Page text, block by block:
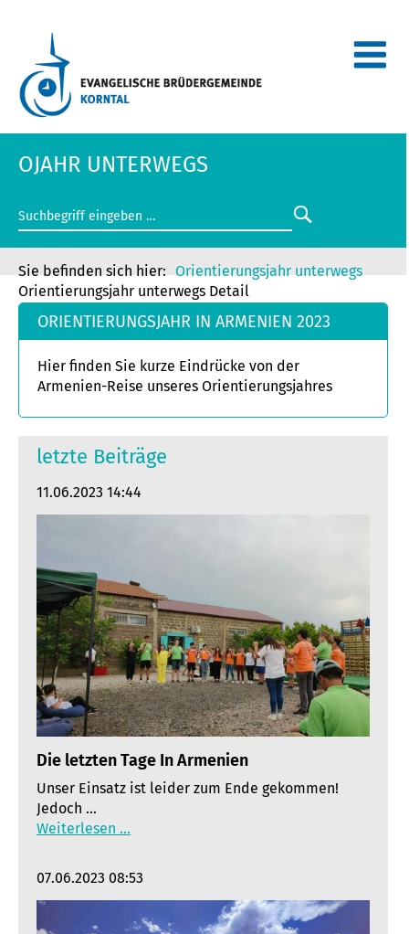
OJAHR UNTERWEGS
Orientierungsjahr unterwegs
Orientierungsjahr unterwegs Detail
ORIENTIERUNGSJAHR IN ARMENIEN 2023
Hier finden Sie kurze Eindrücke von der
Armenien-Reise unseres Orientierungsjahres
letzte Beiträge
11.06.2023 14:44
Die letzten Tage In Armenien
Unser Einsatz ist leider zum Ende gekommen!
Jedoch ...
Weiterlesen …
07.06.2023 08:53